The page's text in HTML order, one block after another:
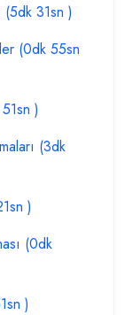
(5dk 31sn )
(0dk 55sn
)
(3dk
)
(0dk
)